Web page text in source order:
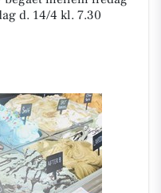
d. 14/4 kl. 7.30